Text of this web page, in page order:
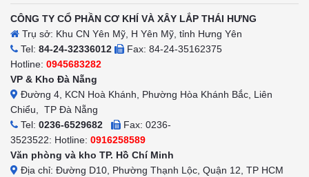
CÔNG TY CỔ PHẦN CƠ KHÍ VÀ XÂY LẮP THÁI HƯNG
Trụ sở: Khu CN Yên Mỹ, H Yên Mỹ, tỉnh Hưng Yên
Tel: 84-24-32336012
Fax: 84-24-35162375
Hotline: 0945683282
VP & Kho Đà Nẵng
Đường 4, KCN Hoà Khánh, Phường Hòa Khánh Bắc, Liên
Chiểu, TP Đà Nẵng
Tel: 0236-6529682
Fax: 0236-
3523522: Hotline: 0916258589
Văn phòng và kho TP. Hồ Chí Minh
Địa chỉ: Đường D10, Phường Thạnh Lộc, Quận 12, TP HCM